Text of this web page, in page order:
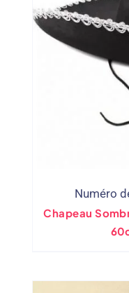
Numéro
Chapeau